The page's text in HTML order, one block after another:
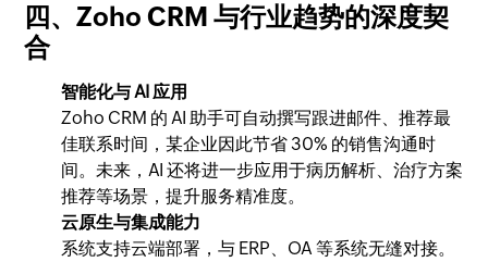
四、Zoho CRM 与行业趋势的深度契
合
智能化与 AI 应用
Zoho CRM 的 AI 助手可自动撰写跟进邮件、推荐最
佳联系时间，某企业因此节省 30% 的销售沟通时
间。未来，AI 还将进一步应用于病历解析、治疗方案
推荐等场景，提升服务精准度。
云原生与集成能力
系统支持云端部署，与 ERP、OA 等系统无缝对接。